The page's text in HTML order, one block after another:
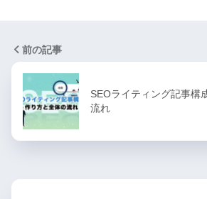
前の記事
SEOライティング記事構
流れ